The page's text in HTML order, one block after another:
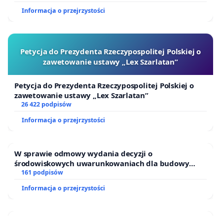
Informacja o przejrzystości
Petycja do Prezydenta Rzeczypospolitej Polskiej o
zawetowanie ustawy „Lex Szarlatan”
Petycja do Prezydenta Rzeczypospolitej Polskiej o
zawetowanie ustawy „Lex Szarlatan”
26 422 podpisów
Informacja o przejrzystości
W sprawie odmowy wydania decyzji o
środowiskowych uwarunkowaniach dla budowy
zakładu wytwarzania biometanu „Krynki” w
Ostrowiu Południowym oraz ochrony mieszkańców i
Puszczy Knyszyńskiej
161 podpisów
Informacja o przejrzystości